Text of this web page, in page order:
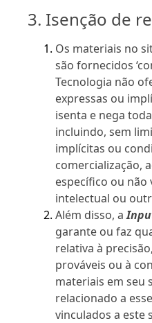
3. Isenção de
Os materiais no
são fornecidos
Tecnologia não
expressas ou
isenta e nega
incluindo, sem
implícitas ou
comercialização,
específico ou
intelectual ou
Além disso, a
garante ou faz
relativa à
prováveis ​​ou à
materiais em seu
relacionado a
vinculados a este